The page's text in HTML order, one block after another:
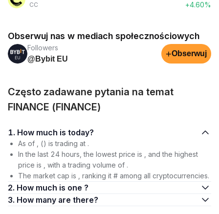
CC
+4.60%
Obserwuj nas w mediach społecznościowych
Followers
@Bybit EU
+Obserwuj
Często zadawane pytania na temat
FINANCE (FINANCE)
1. How much is today?
As of , () is trading at .
In the last 24 hours, the lowest price is , and the highest
price is , with a trading volume of .
The market cap is , ranking it # among all cryptocurrencies.
2. How much is one ?
3. How many are there?